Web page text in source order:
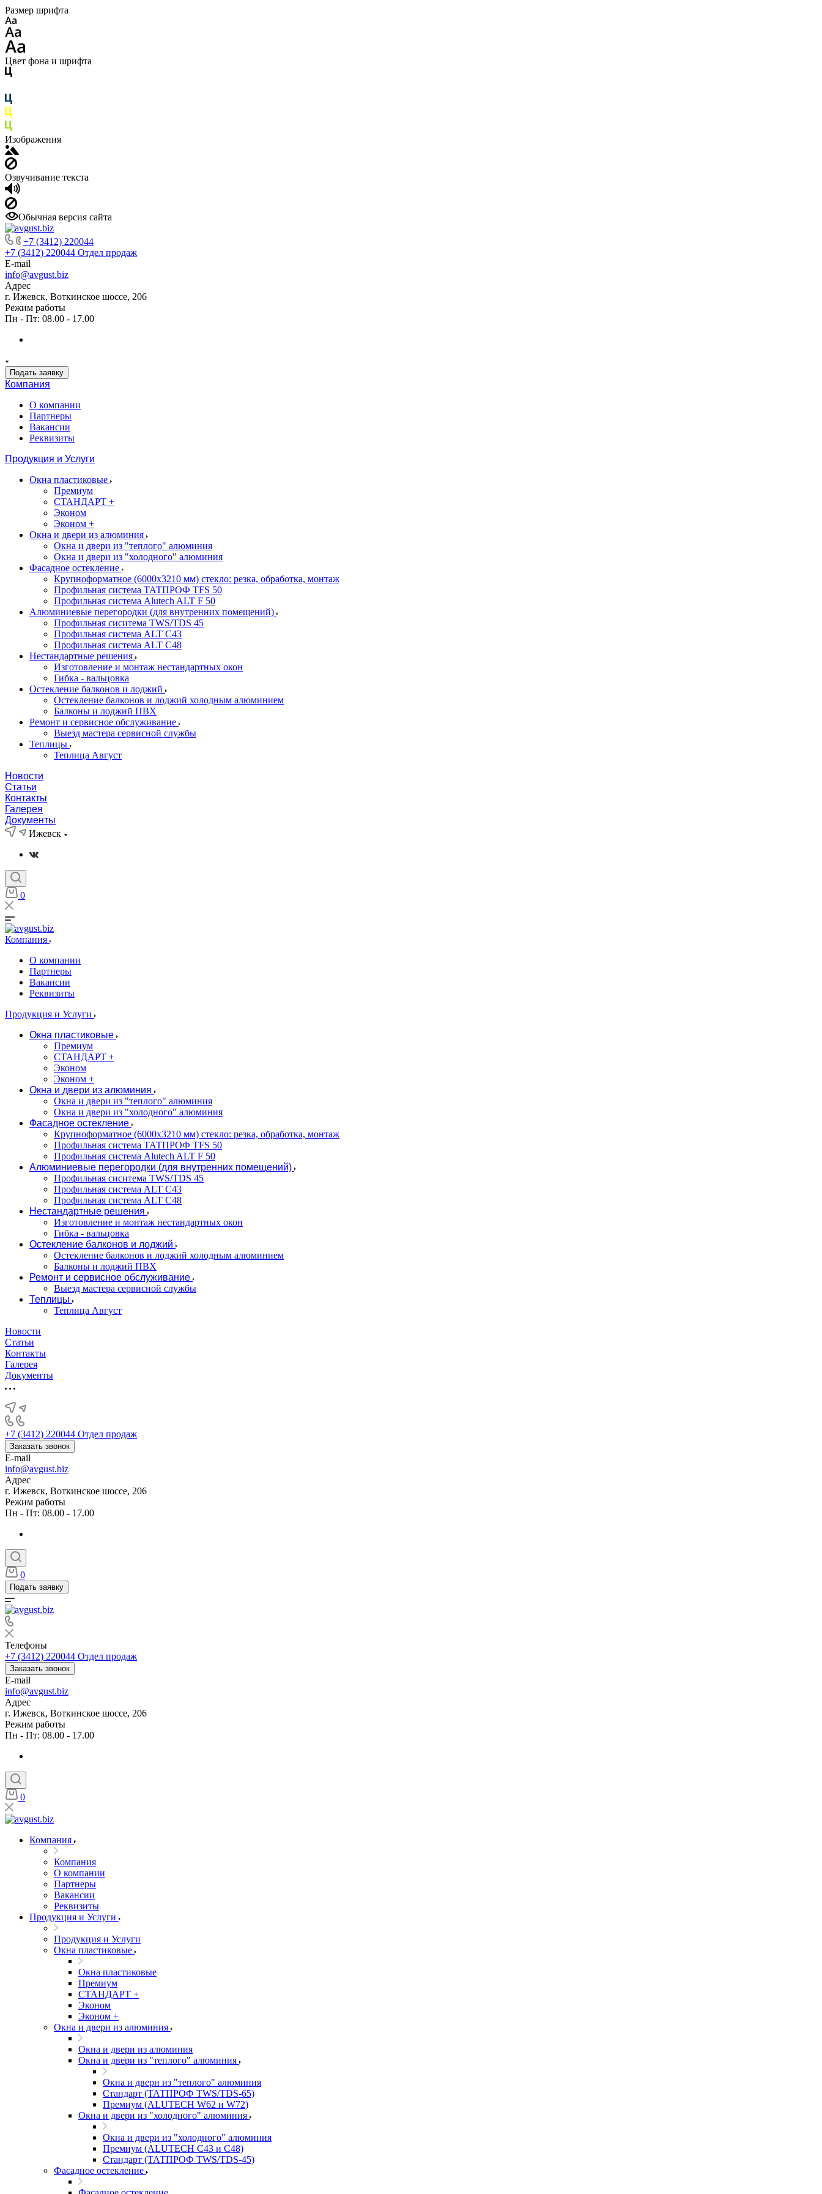
Размер шрифта
Цвет фона и шрифта
Изображения
Озвучивание текста
Обычная версия сайта
+7 (3412) 220044
+7 (3412) 220044 Отдел продаж
E-mail
info@avgust.biz
Адрес
г. Ижевск, Воткинское шоссе, 206
Режим работы
Пн - Пт: 08.00 - 17.00
Подать заявку
Компания
О компании
Партнеры
Вакансии
Реквизиты
Продукция и Услуги
Окна пластиковые
Премиум
СТАНДАРТ +
Эконом
Эконом +
Окна и двери из алюминия
Окна и двери из "теплого" алюминия
Окна и двери из "холодного" алюминия
Фасадное остекление
Крупноформатное (6000x3210 мм) стекло: резка, обработка, монтаж
Профильная система ТАТПРОФ TFS 50
Профильная система Alutech ALT F 50
Алюминиевые перегородки (для внутренних помещений)
Профильная сиситема TWS/TDS 45
Профильная система ALT C43
Профильная система ALT C48
Нестандартные решения
Изготовление и монтаж нестандартных окон
Гибка - вальцовка
Остекление балконов и лоджий
Остекление балконов и лоджий холодным алюминием
Балконы и лоджий ПВХ
Ремонт и сервисное обслуживание
Выезд мастера сервисной службы
Теплицы
Теплица Август
Новости
Статьи
Контакты
Галерея
Документы
Ижевск
0
Компания
О компании
Партнеры
Вакансии
Реквизиты
Продукция и Услуги
Окна пластиковые
Премиум
СТАНДАРТ +
Эконом
Эконом +
Окна и двери из алюминия
Окна и двери из "теплого" алюминия
Окна и двери из "холодного" алюминия
Фасадное остекление
Крупноформатное (6000x3210 мм) стекло: резка, обработка, монтаж
Профильная система ТАТПРОФ TFS 50
Профильная система Alutech ALT F 50
Алюминиевые перегородки (для внутренних помещений)
Профильная сиситема TWS/TDS 45
Профильная система ALT C43
Профильная система ALT C48
Нестандартные решения
Изготовление и монтаж нестандартных окон
Гибка - вальцовка
Остекление балконов и лоджий
Остекление балконов и лоджий холодным алюминием
Балконы и лоджий ПВХ
Ремонт и сервисное обслуживание
Выезд мастера сервисной службы
Теплицы
Теплица Август
Новости
Статьи
Контакты
Галерея
Документы
+7 (3412) 220044 Отдел продаж
Заказать звонок
E-mail
info@avgust.biz
Адрес
г. Ижевск, Воткинское шоссе, 206
Режим работы
Пн - Пт: 08.00 - 17.00
0
Подать заявку
Телефоны
+7 (3412) 220044 Отдел продаж
Заказать звонок
E-mail
info@avgust.biz
Адрес
г. Ижевск, Воткинское шоссе, 206
Режим работы
Пн - Пт: 08.00 - 17.00
0
Компания
Компания
О компании
Партнеры
Вакансии
Реквизиты
Продукция и Услуги
Продукция и Услуги
Окна пластиковые
Окна пластиковые
Премиум
СТАНДАРТ +
Эконом
Эконом +
Окна и двери из алюминия
Окна и двери из алюминия
Окна и двери из "теплого" алюминия
Окна и двери из "теплого" алюминия
Стандарт (ТАТПРОФ TWS/TDS-65)
Премиум (ALUTECH W62 и W72)
Окна и двери из "холодного" алюминия
Окна и двери из "холодного" алюминия
Премиум (ALUTECH C43 и C48)
Стандарт (ТАТПРОФ TWS/TDS-45)
Фасадное остекление